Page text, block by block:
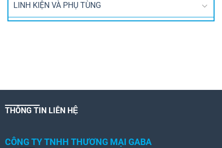
LINH KIỆN VÀ PHỤ TÙNG
THÔNG TIN LIÊN HỆ
CÔNG TY TNHH THƯƠNG MẠI GABA